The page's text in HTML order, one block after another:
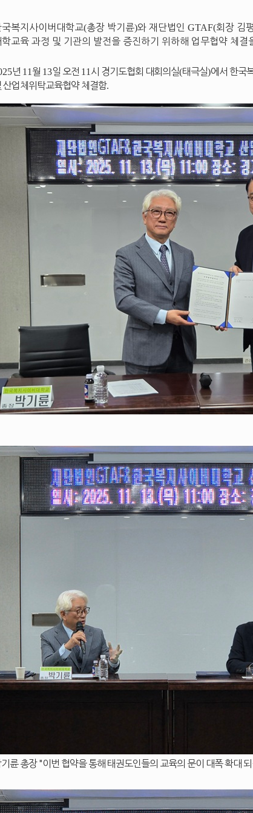
국복지사이버대학교(총장 박기륜)와 재단법인 GTAF(회장 김평
학교육 과정 및 기관의 발전을 증진하기 위하해 업무협약 체결
년 11 월 13일 오전 11 시 경기도협회 대회의실(태극실)에서 한국
산업체위탁교육협약 체결함.
륜 총장 "이번 협약을 통해 태권도인들의 교육의 문이 대폭 확대